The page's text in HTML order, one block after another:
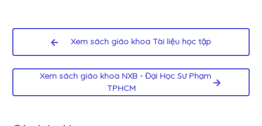
Xem sách giáo khoa Tài liệu học tập
Xem sách giáo khoa NXB - Đại Học Sư Phạm
TPHCM